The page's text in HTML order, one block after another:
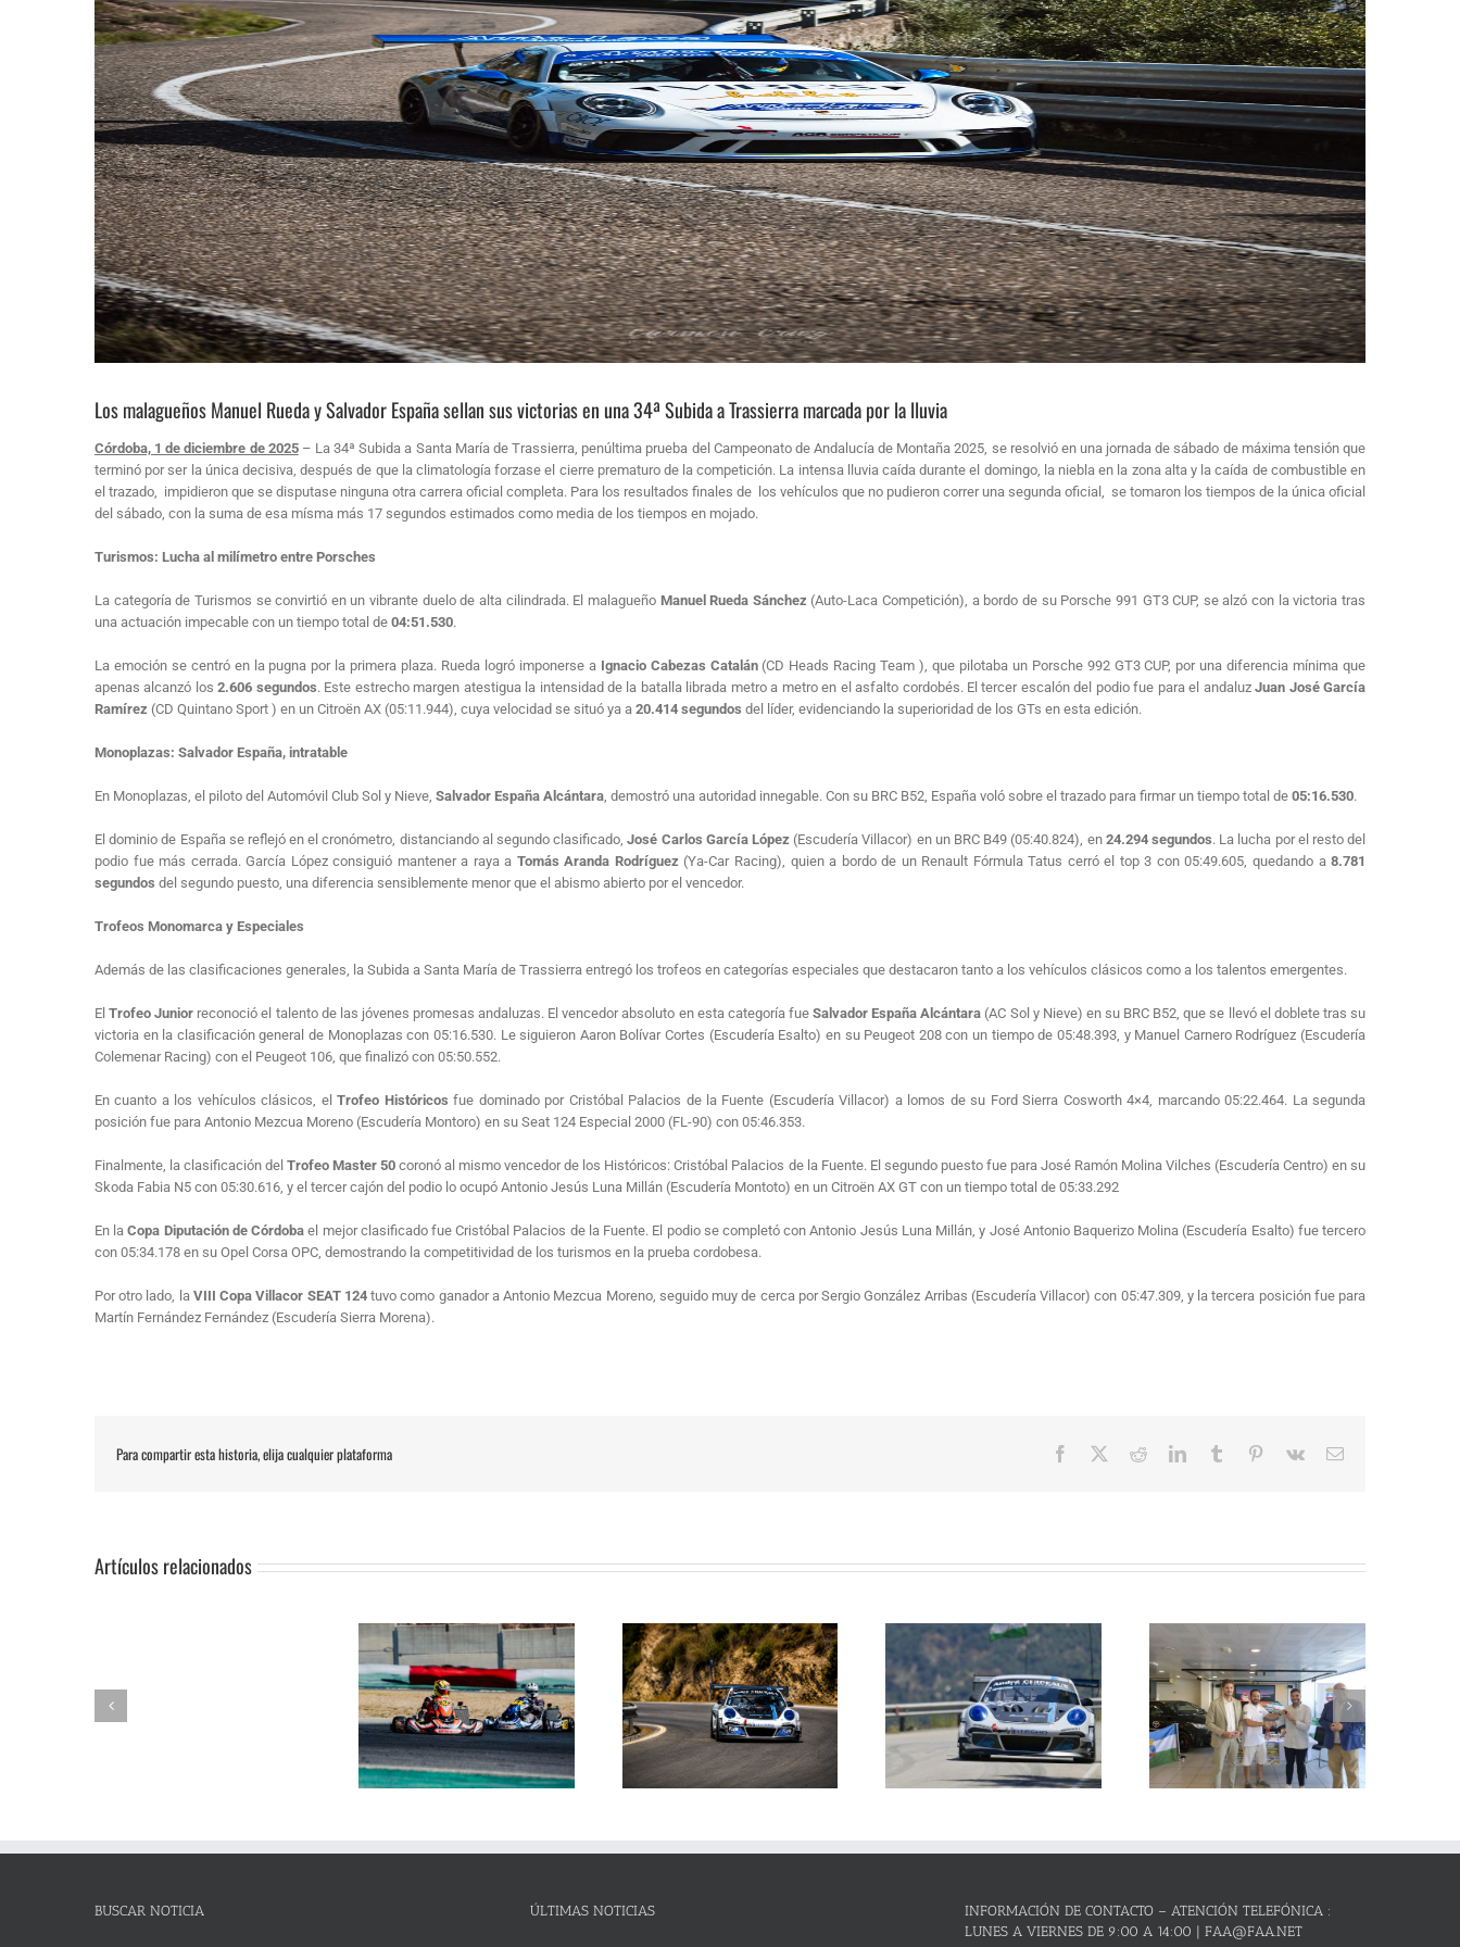
Los malagueños Manuel Rueda y Salvador España sellan sus victorias en una 34ª Subida a Trassierra marcada por la lluvia
Córdoba, 1 de diciembre de 2025– La 34ª Subida a Santa María de Trassierra, penúltima prueba del Campeonato de Andalucía de Montaña 2025, se resolvió en una jornada de sábado de máxima tensión que
terminó por ser la única decisiva, después de que la climatología forzase el cierre prematuro de la competición. La intensa lluvia caída durante el domingo, la niebla en la zona alta y la caída de combustible en
el trazado, impidieron que se disputase ninguna otra carrera oficial completa. Para los resultados finales de los vehículos que no pudieron correr una segunda oficial, se tomaron los tiempos de la única oficial
del sábado, con la suma de esa mísma más 17 segundos estimados como media de los tiempos en mojado.
Turismos: Lucha al milímetro entre Porsches
La categoría de Turismos se convirtió en un vibrante duelo de alta cilindrada. El malagueño Manuel Rueda Sánchez(Auto-Laca Competición), a bordo de su Porsche 991 GT3 CUP, se alzó con la victoria tras
una actuación impecable con un tiempo total de 04:51.530.
La emoción se centró en la pugna por la primera plaza. Rueda logró imponerse a Ignacio Cabezas Catalán(CD Heads Racing Team ), que pilotaba un Porsche 992 GT3 CUP, por una diferencia mínima que
apenas alcanzó los2.606 segundos. Este estrecho margen atestigua la intensidad de la batalla librada metro a metro en el asfalto cordobés. El tercer escalón del podio fue para el andaluzJuan José García
Ramírez(CD Quintano Sport ) en un Citroën AX (05:11.944), cuya velocidad se situó ya a 20.414 segundos del líder, evidenciando la superioridad de los GTs en esta edición.
Monoplazas: Salvador España, intratable
En Monoplazas, el piloto del Automóvil Club Sol y Nieve, Salvador España Alcántara, demostró una autoridad innegable. Con su BRC B52, España voló sobre el trazado para firmar un tiempo total de 05:16.530.
El dominio de España se reflejó en el cronómetro, distanciando al segundo clasificado,José Carlos García López (Escudería Villacor) en un BRC B49 (05:40.824), en 24.294 segundos. La lucha por el resto del
podio fue más cerrada. García López consiguió mantener a raya a Tomás Aranda Rodríguez(Ya-Car Racing), quien a bordo de un Renault Fórmula Tatus cerró el top 3 con 05:49.605, quedando a8.781
segundos del segundo puesto, una diferencia sensiblemente menor que el abismo abierto por el vencedor.
Trofeos Monomarca y Especiales
Además de las clasificaciones generales, la Subida a Santa María de Trassierra entregó los trofeos en categorías especiales que destacaron tanto a los vehículos clásicos como a los talentos emergentes.
ElTrofeo Junior reconoció el talento de las jóvenes promesas andaluzas. El vencedor absoluto en esta categoría fueSalvador España Alcántara (AC Sol y Nieve) en su BRC B52, que se llevó el doblete tras su
victoria en la clasificación general de Monoplazas con 05:16.530. Le siguieron Aaron Bolívar Cortes (Escudería Esalto) en su Peugeot 208 con un tiempo de 05:48.393, y Manuel Carnero Rodríguez (Escudería
Colemenar Racing) con el Peugeot 106, que finalizó con 05:50.552.
En cuanto a los vehículos clásicos, elTrofeo Históricos fue dominado por Cristóbal Palacios de la Fuente (Escudería Villacor) a lomos de su Ford Sierra Cosworth 4×4, marcando 05:22.464. La segunda
posición fue para Antonio Mezcua Moreno (Escudería Montoro) en su Seat 124 Especial 2000 (FL-90) con 05:46.353.
Finalmente, la clasificación delTrofeo Master 50 coronó al mismo vencedor de los Históricos: Cristóbal Palacios de la Fuente. El segundo puesto fue para José Ramón Molina Vilches (Escudería Centro) en su
Skoda Fabia N5 con 05:30.616, y el tercer cajón del podio lo ocupó Antonio Jesús Luna Millán (Escudería Montoto) en un Citroën AX GT con un tiempo total de 05:33.292
En laCopa Diputación de Córdoba el mejor clasificado fue Cristóbal Palacios de la Fuente. El podio se completó con Antonio Jesús Luna Millán, y José Antonio Baquerizo Molina (Escudería Esalto) fue tercero
con 05:34.178 en su Opel Corsa OPC, demostrando la competitividad de los turismos en la prueba cordobesa.
Por otro lado, la VIII Copa Villacor SEAT 124tuvo como ganador a Antonio Mezcua Moreno, seguido muy de cerca por Sergio González Arribas (Escudería Villacor) con 05:47.309, y la tercera posición fue para
Martín Fernández Fernández (Escudería Sierra Morena).
Para compartir esta historia, elija cualquier plataforma Facebook RedditLinkedInTumblr Pinterest
Vk
Correo
Artículos relacionados
Humberto Janssens conquista la
Subida al Cerro de los Cañones
de Lanjarón 2026 en un brillante
fin de semana de automovilismo
La Subida al Cerro de los
Cañones levanta hoy el telón con
un cartel de lujo
La Subida al Cerro de los
Cañones – Lanjarón 2026 se
presenta con lleno absoluto de
inscritos y el reto de revalidar su
condición de mejor prueba
andaluza de montaña
BUSCAR NOTICIA ÚLTIMAS NOTICIAS
INFORMACIÓN DE CONTACTO – ATENCIÓN TELEFÓNICA :
LUNES A VIERNES DE 9:00 A 14:00 | FAA@FAA.NET